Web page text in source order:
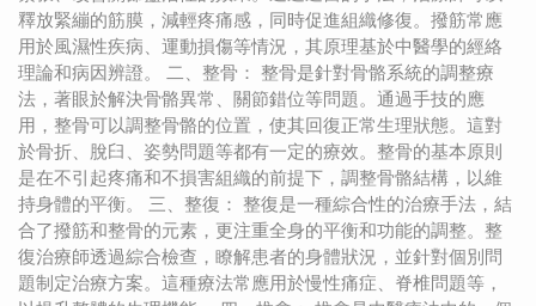
釋放緊繃的筋膜，減輕疼痛感，同時促進組織修復。撥筋常應
用於風濕性疾病、運動損傷等情況，其原理基於中醫學的經絡
理論和病因辨證。 二、整骨： 整骨是針對骨骼系統的調整療
法，著眼於解決骨骼異常、關節錯位等問題。通過手技的應
用，整骨可以調整骨骼的位置，使其回復正常生理狀態。這對
於骨折、脫臼、姿勢問題等都有一定的療效。整骨的基本原則
是在不引起疼痛和不損害組織的前提下，調整骨骼結構，以維
持身體的平衡。 三、整復： 整復是一種綜合性的治療手法，結
合了撥筋和整骨的元素，更注重全身的平衡和功能的調整。整
復治療師透過綜合檢查，瞭解患者的身體狀況，並針對個別問
題制定治療方案。這種療法常應用於慢性痛症、脊椎問題等，